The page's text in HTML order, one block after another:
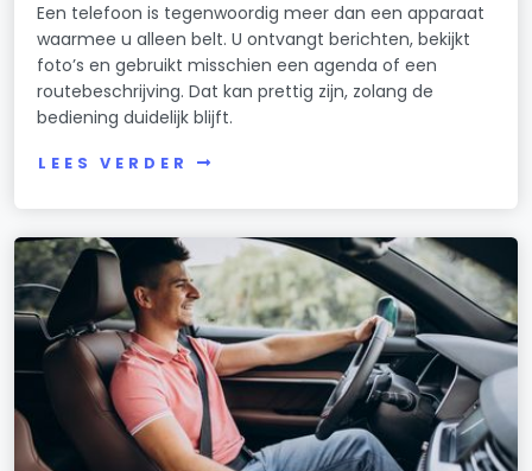
Een telefoon is tegenwoordig meer dan een apparaat
waarmee u alleen belt. U ontvangt berichten, bekijkt
foto’s en gebruikt misschien een agenda of een
routebeschrijving. Dat kan prettig zijn, zolang de
bediening duidelijk blijft.
LEES VERDER